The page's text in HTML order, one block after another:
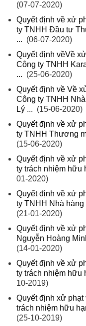
(07-07-2020)
Quyết định về xử
ty TNHH Đầu tư
... (06-07-2020)
Quyết định vềVề
Công ty TNHH
... (25-06-2020)
Quyết định về Về
Công ty TNHH
Lý ... (15-06-2020)
Quyết định về xử
ty TNHH Thương
(15-06-2020)
Quyết định về xử
ty trách nhiệm hữu
01-2020)
Quyết định về xử
ty TNHH Nhà
(21-01-2020)
Quyết định về xử
Nguyễn Hoàng
(14-01-2020)
Quyết định về xử
ty trách nhiệm hữu
10-2019)
Quyết định xử
trách nhiệm hữu
(25-10-2019)